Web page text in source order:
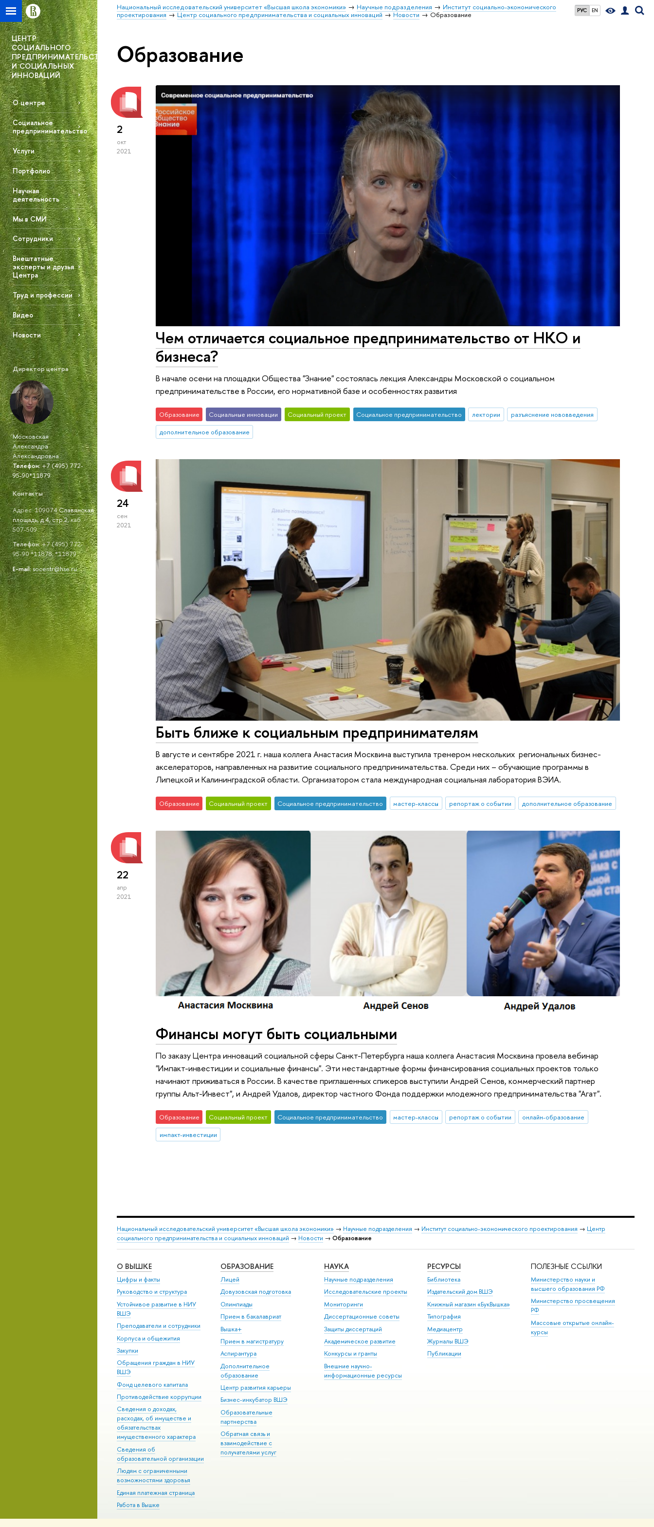
РУС EN
Национальный исследовательский университет «Высшая школа экономики» Научные подразделения
Институт социально-экономического
проектирования
Центр социального предпринимательства и социальных инноваций Новости Образование
ЦЕНТР
СОЦИАЛЬНОГО
ПРЕДПРИНИМАТЕЛЬСТВА
И СОЦИАЛЬНЫХ
ИННОВАЦИЙ
О центре
Социальное
предпринимательство
Услуги
Портфолио
Научная
деятельность
Мы в СМИ
Сотрудники
Внештатные
эксперты и друзья
Центра
Труд и профессии
Видео
Новости
Директор центра
Московская
Александра
Александровна
Телефон:+7 (495) 772-
95-90*11879
Контакты
Адрес: 109074Славянская
площадь, д.4, стр.2, каб.
507-509
Телефон:+7 (495) 772-
95-90 *11878; *11879
E-mail:socentr@hse.ru
Образование
2
окт
2021
Чем отличается социальное предпринимательство от НКО и
бизнеса?
В начале осени на площадки Общества "Знание" состоялась лекция Александры Московской о социальном
предпринимательстве в России, его нормативной базе и особенностях развития
Образование Социальные инновации Социальный проект Социальное предпринимательство лектории
разъяснение нововведения
дополнительное образование
24
сен
2021
Быть ближе к социальным предпринимателям
В августе и сентябре 2021 г. наша коллега Анастасия Москвина выступила тренером нескольких региональных бизнес-
акселераторов, направленных на развитие социального предпринимательства. Среди них – обучающие программы в
Липецкой и Калининградской области. Организатором стала международная социальная лаборатория ВЭИА.
Образование Социальный проект Социальное предпринимательство мастер-классы репортаж о событии дополнительное образование
22
апр
2021
Финансы могут быть социальными
По заказу Центра инноваций социальной сферы Санкт-Петербурга наша коллега Анастасия Москвина провела вебинар
"Импакт-инвестиции и социальные финансы". Эти нестандартные формы финансирования социальных проектов только
начинают приживаться в России. В качестве приглашенных спикеров выступили Андрей Сенов, коммерческий партнер
группы Альт-Инвест", и Андрей Удалов, директор частного Фонда поддержки млодежного предпринимательства "Агат".
Образование Социальный проект Социальное предпринимательство мастер-классы репортаж о событии
онлайн-образование
импакт-инвестиции
Национальный исследовательский университет «Высшая школа экономики» → Научные подразделения → Институт социально-экономического проектирования → Центр
социального предпринимательства и социальных инноваций → Новости → Образование
О ВЫШКЕ
Цифры и факты
Руководство и структура
Устойчивое развитие в НИУ
ВШЭ
Преподаватели и сотрудники
Корпуса и общежития
Закупки
Обращения граждан в НИУ
ВШЭ
Фонд целевого капитала
Противодействие коррупции
Сведения о доходах,
расходах, об имуществе и
обязательствах
имущественного характера
Сведения об
образовательной организации
Людям с ограниченными
возможностями здоровья
Единая платежная страница
Работа в Вышке
ОБРАЗОВАНИЕ
Лицей
Довузовская подготовка
Олимпиады
Прием в бакалавриат
Вышка+
Прием в магистратуру
Аспирантура
Дополнительное
образование
Центр развития карьеры
Бизнес-инкубатор ВШЭ
Образовательные
партнерства
Обратная связь и
взаимодействие с
получателями услуг
НАУКА
Научные подразделения
Исследовательские проекты
Мониторинги
Диссертационные советы
Защиты диссертаций
Академическое развитие
Конкурсы и гранты
Внешние научно-
информационные ресурсы
РЕСУРСЫ
Библиотека
Издательский дом ВШЭ
Книжный магазин «БукВышка»
Типография
Медиацентр
Журналы ВШЭ
Публикации
ПОЛЕЗНЫЕ ССЫЛКИ
Министерство науки и
высшего образования РФ
Министерство просвещения
РФ
Массовые открытые онлайн-
курсы